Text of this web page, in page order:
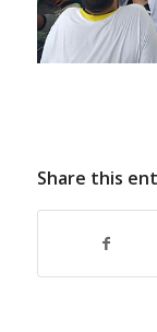
Share this